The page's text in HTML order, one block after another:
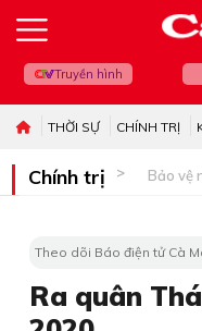
Truyền hình
THỜI SỰ CHÍNH TRỊ
Chính trị Bảo vệ
Theo dõi Báo điện tử Cà
Ra quân